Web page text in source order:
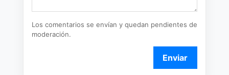
Los comentarios se envían y quedan pendientes de
moderación.
Enviar